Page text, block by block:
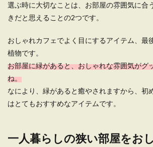
選ぶ時に大切なことは、お部屋の雰囲気に合
きだと思えることの2つです。
おしゃれカフェでよく目にするアイテム、最
植物です。
お部屋に緑があると、おしゃれな雰囲気がグ
ね。
なにより、緑があると癒やされますから、初
はとてもおすすめなアイテムです。
一人暮らしの狭い部屋をお